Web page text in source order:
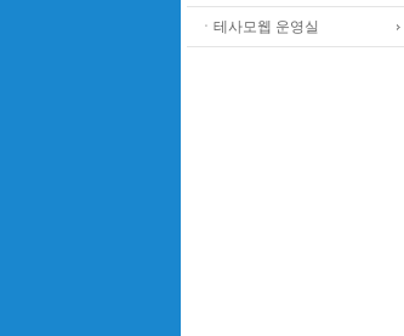
ㆍ테사모웹 운영실